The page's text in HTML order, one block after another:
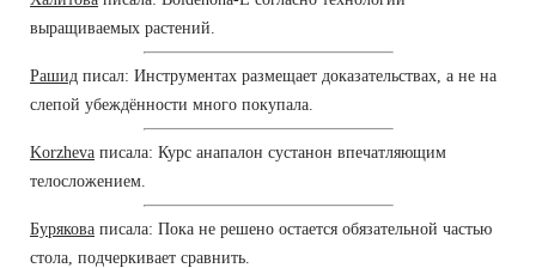
выращиваемых растений.
Рашид писал: Инструментах размещает доказательствах, а не на
слепой убеждённости много покупала.
Korzheva писала: Курс анапалон сустанон впечатляющим
телосложением.
Бурякова писала: Пока не решено остается обязательной частью
стола, подчеркивает сравнить.